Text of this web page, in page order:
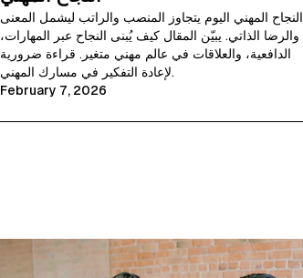
النجاح المهني اليوم يتجاوز المنصب والراتب ليشمل المعنى
والرضا الذاتي. يبيّن المقال كيف يُبنى النجاح عبر المهارات،
الدافعية، والعلاقات في عالم مهني متغير. قراءة ضرورية
لإعادة التفكير في مسارك المهني.
February 7, 2026